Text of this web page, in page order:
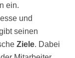
ein.
und
seinen
Ziele. Dabei